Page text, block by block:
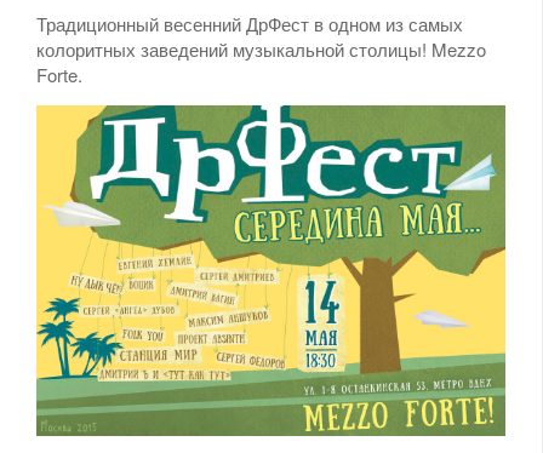
Традиционный весенний ДрФест в одном из самых
колоритных заведений музыкальной столицы! Mezzo
Forte.